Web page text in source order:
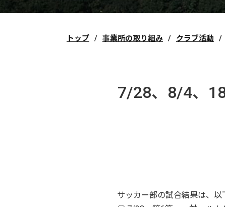
トップ 事業所の取り組み クラブ活動
7/28、8/4、
サッカー部の試合結果は、以